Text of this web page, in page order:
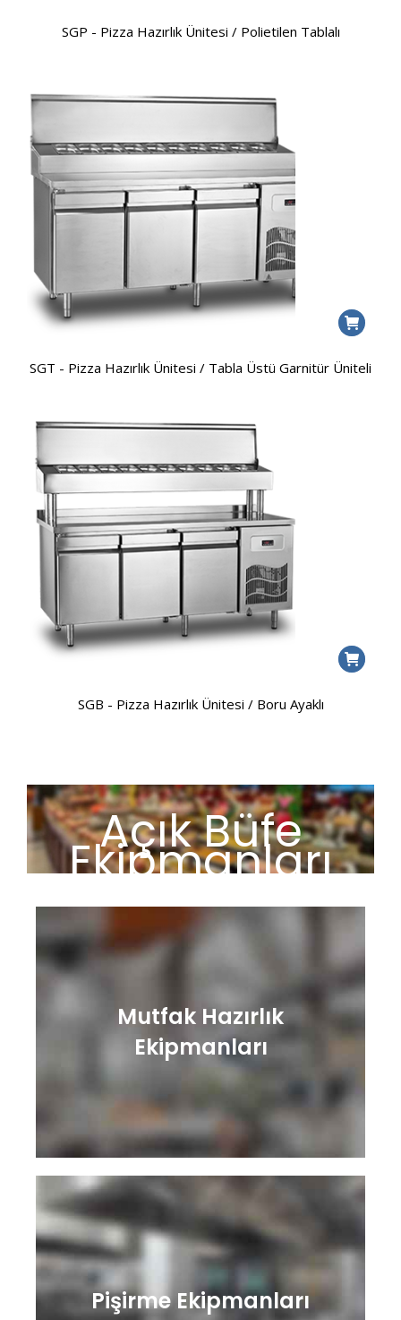
SGP - Pizza Hazırlık Ünitesi / Polietilen Tablalı
SGT - Pizza Hazırlık Ünitesi / Tabla Üstü Garnitür Üniteli
SGB - Pizza Hazırlık Ünitesi / Boru Ayaklı
Açık Büfe
Ekipmanları
Mutfak Hazırlık
Ekipmanları
Pişirme Ekipmanları